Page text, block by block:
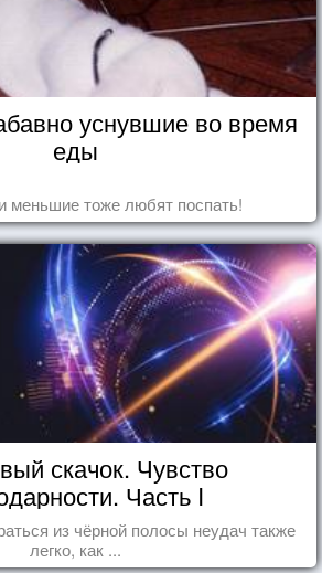
уснувшие во время
еды
меньшие тоже любят поспать!
скачок. Чувство
Часть I
из чёрной полосы неудач также
легко, как ...